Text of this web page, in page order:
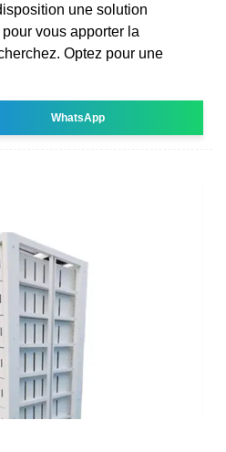
une solution
vous apporter la
Optez pour une
WhatsApp